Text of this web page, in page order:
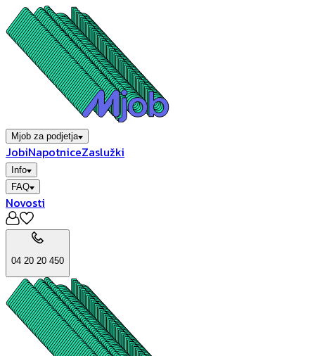
Mjob za podjetja
JobiNapotniceZaslužki
Info
FAQ
Novosti
04 20 20 450